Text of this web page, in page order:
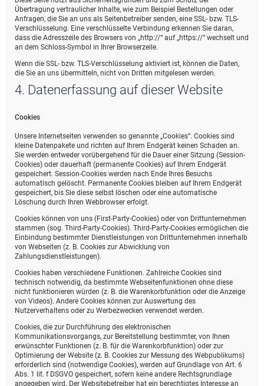
Übertragung vertraulicher Inhalte, wie zum Beispiel Bestellungen oder
Anfragen, die Sie an uns als Seitenbetreiber senden, eine SSL- bzw. TLS-
Verschlüsselung. Eine verschlüsselte Verbindung erkennen Sie daran,
dass die Adresszeile des Browsers von „http://“ auf „https://“ wechselt und
an dem Schloss-Symbol in Ihrer Browserzeile.
Wenn die SSL- bzw. TLS-Verschlüsselung aktiviert ist, können die Daten,
die Sie an uns übermitteln, nicht von Dritten mitgelesen werden.
4. Datenerfassung auf dieser Website
Cookies
Unsere Internetseiten verwenden so genannte „Cookies“. Cookies sind
kleine Datenpakete und richten auf Ihrem Endgerät keinen Schaden an.
Sie werden entweder vorübergehend für die Dauer einer Sitzung (Session-
Cookies) oder dauerhaft (permanente Cookies) auf Ihrem Endgerät
gespeichert. Session-Cookies werden nach Ende Ihres Besuchs
automatisch gelöscht. Permanente Cookies bleiben auf Ihrem Endgerät
gespeichert, bis Sie diese selbst löschen oder eine automatische
Löschung durch Ihren Webbrowser erfolgt.
Cookies können von uns (First-Party-Cookies) oder von Drittunternehmen
stammen (sog. Third-Party-Cookies). Third-Party-Cookies ermöglichen die
Einbindung bestimmter Dienstleistungen von Drittunternehmen innerhalb
von Webseiten (z. B. Cookies zur Abwicklung von
Zahlungsdienstleistungen).
Cookies haben verschiedene Funktionen. Zahlreiche Cookies sind
technisch notwendig, da bestimmte Webseitenfunktionen ohne diese
nicht funktionieren würden (z. B. die Warenkorbfunktion oder die Anzeige
von Videos). Andere Cookies können zur Auswertung des
Nutzerverhaltens oder zu Werbezwecken verwendet werden.
Cookies, die zur Durchführung des elektronischen
Kommunikationsvorgangs, zur Bereitstellung bestimmter, von Ihnen
erwünschter Funktionen (z. B. für die Warenkorbfunktion) oder zur
Optimierung der Website (z. B. Cookies zur Messung des Webpublikums)
erforderlich sind (notwendige Cookies), werden auf Grundlage von Art. 6
Abs. 1 lit. f DSGVO gespeichert, sofern keine andere Rechtsgrundlage
angegeben wird. Der Websitebetreiber hat ein berechtigtes Interesse an